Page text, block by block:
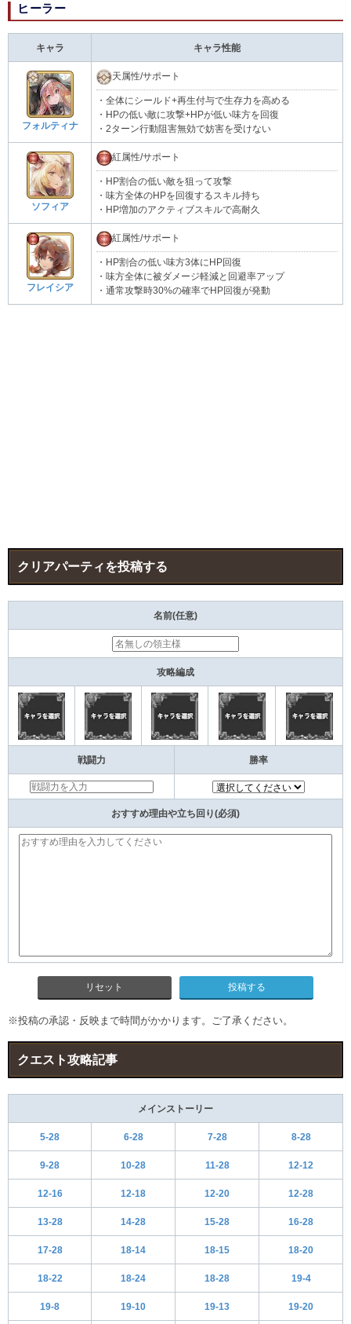
ヒーラー
キャラ キャラ性能
フォルティナ
天属性/サポート
・全体にシールド+再生付与で生存力を高める
・HPの低い敵に攻撃+HPが低い味方を回復
・2ターン行動阻害無効で妨害を受けない
ソフィア
紅属性/サポート
・HP割合の低い敵を狙って攻撃
・味方全体のHPを回復するスキル持ち
・HP増加のアクティブスキルで高耐久
フレイシア
紅属性/サポート
・HP割合の低い味方3体にHP回復
・味方全体に被ダメージ軽減と回避率アップ
・通常攻撃時30%の確率でHP回復が発動
クリアパーティを投稿する
名前(任意)
攻略編成
戦闘力 勝率
おすすめ理由や立ち回り(必須)
リセット
※投稿の承認・反映まで時間がかかります。ご了承ください。
クエスト攻略記事
メインストーリー
5-28 6-28 7-28 8-28
9-28 10-28 11-28 12-12
12-16 12-18 12-20 12-28
13-28 14-28 15-28 16-28
17-28 18-14 18-15 18-20
18-22 18-24 18-28 19-4
19-8 19-10 19-13 19-20